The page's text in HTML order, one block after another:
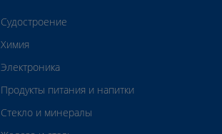
Судостроение
Химия
Электроника
Продукты питания и напитки
Стекло и минералы